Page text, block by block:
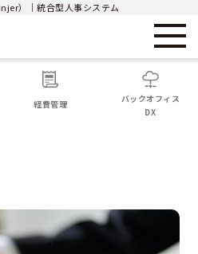
）｜統合型人事システム
経費管理
バックオフィス
DX